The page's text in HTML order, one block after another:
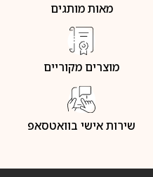
מאות מותגים
מוצרים מקוריים
שירות אישי בוואטסאפ